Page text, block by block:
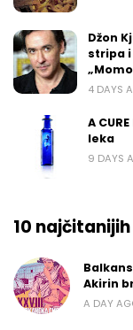
Džon
stripa
4 DAYS
A
leka
9 DAYS
10 najčitanijih
Akirin
A DAY